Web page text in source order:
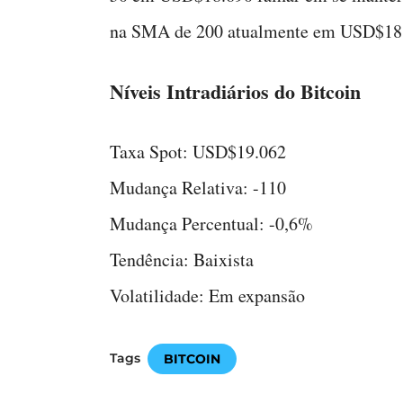
na SMA de 200 atualmente em
Níveis Intradiários do Bitcoin
Taxa Spot: USD$19.062
Mudança Relativa: -110
Mudança Percentual: -0,6%
Tendência: Baixista
Volatilidade: Em expansão
Tags BITCOIN